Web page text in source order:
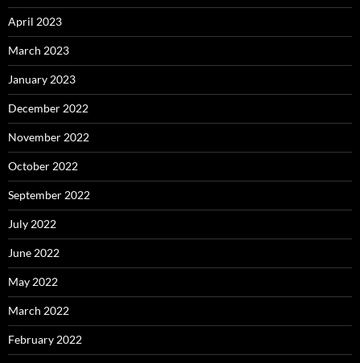
April 2023
March 2023
January 2023
December 2022
November 2022
October 2022
September 2022
July 2022
June 2022
May 2022
March 2022
February 2022